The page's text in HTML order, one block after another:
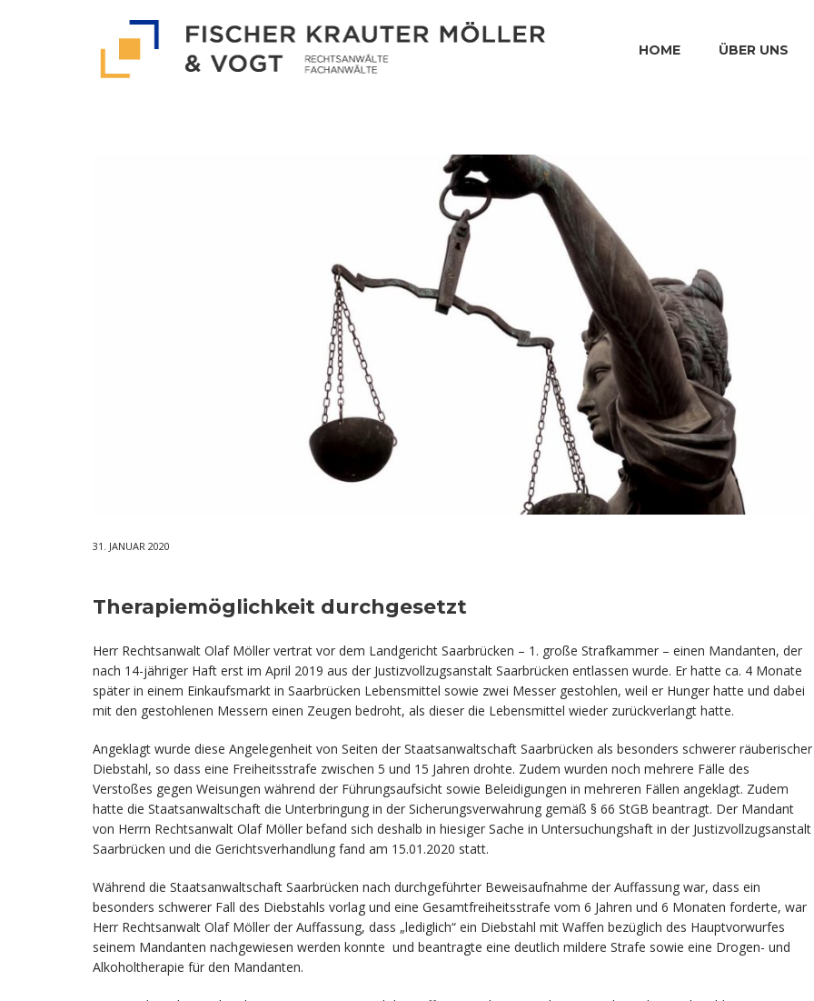
HOME ÜBER UNS
31. JANUAR 2020
Therapiemöglichkeit durchgesetzt
Herr Rechtsanwalt Olaf Möller vertrat vor dem Landgericht Saarbrücken – 1. große Strafkammer – einen Mandanten, der
nach 14-jähriger Haft erst im April 2019 aus der Justizvollzugsanstalt Saarbrücken entlassen wurde. Er hatte ca. 4 Monate
später in einem Einkaufsmarkt in Saarbrücken Lebensmittel sowie zwei Messer gestohlen, weil er Hunger hatte und dabei
mit den gestohlenen Messern einen Zeugen bedroht, als dieser die Lebensmittel wieder zurückverlangt hatte.
Angeklagt wurde diese Angelegenheit von Seiten der Staatsanwaltschaft Saarbrücken als besonders schwerer räuberischer
Diebstahl, so dass eine Freiheitsstrafe zwischen 5 und 15 Jahren drohte. Zudem wurden noch mehrere Fälle des
Verstoßes gegen Weisungen während der Führungsaufsicht sowie Beleidigungen in mehreren Fällen angeklagt. Zudem
hatte die Staatsanwaltschaft die Unterbringung in der Sicherungsverwahrung gemäß § 66 StGB beantragt. Der Mandant
von Herrn Rechtsanwalt Olaf Möller befand sich deshalb in hiesiger Sache in Untersuchungshaft in der Justizvollzugsanstalt
Saarbrücken und die Gerichtsverhandlung fand am 15.01.2020 statt.
Während die Staatsanwaltschaft Saarbrücken nach durchgeführter Beweisaufnahme der Auffassung war, dass ein
besonders schwerer Fall des Diebstahls vorlag und eine Gesamtfreiheitsstrafe vom 6 Jahren und 6 Monaten forderte, war
Herr Rechtsanwalt Olaf Möller der Auffassung, dass „lediglich“ ein Diebstahl mit Waffen bezüglich des Hauptvorwurfes
seinem Mandanten nachgewiesen werden konnte und beantragte eine deutlich mildere Strafe sowie eine Drogen- und
Alkoholtherapie für den Mandanten.